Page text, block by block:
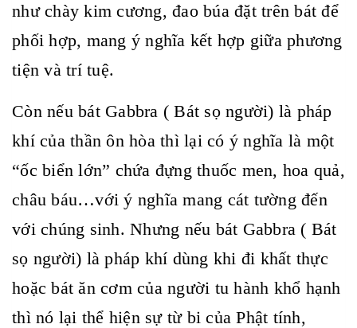
như chày kim cương, đao búa đặt trên bát để
phối hợp, mang ý nghĩa kết hợp giữa phương
tiện và trí tuệ.
Còn nếu bát Gabbra ( Bát sọ người) là pháp
khí của thần ôn hòa thì lại có ý nghĩa là một
“ốc biển lớn” chứa đựng thuốc men, hoa quả,
châu báu…với ý nghĩa mang cát tường đến
với chúng sinh. Nhưng nếu bát Gabbra ( Bát
sọ người) là pháp khí dùng khi đi khất thực
hoặc bát ăn cơm của người tu hành khổ hạnh
thì nó lại thể hiện sự từ bi của Phật tính,